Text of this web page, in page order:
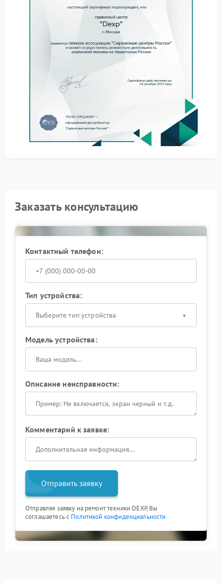
где выполняется детальная диагностика с учетом
Как проводится обслуживание
разбор корпуса и осмотр состояния клавиатурного
очистка контактной зоны при наличии загрязнений;
замена клавиатуры либо соединительного шлейфа;
контрольное тестирование всех функций.
Сервисный центр DEXP располагает необходимым
оборудованием и оригинальными
комплектующими. Это позволяет выполнить ремонт
к повреждению корпуса и внутренних элементов.
Обращение в сервис DEXP обеспечивает
соблюдение технологических требований
производителя и надежный результат. После
завершения работ устройство проходит финальное
тестирование, подтверждающее исправность
клавиатуры и готовность к дальнейшей
эксплуатации.
Заказать консультацию
Контактный телефон:
Тип устройства:
Выберите тип устройства
Модель устройства:
Описание неисправности:
Комментарий к заявке:
Отправить заявку
Отправляя заявку на ремонт техники DEXP, Вы
соглашаетесь с Политикой конфиденциальности